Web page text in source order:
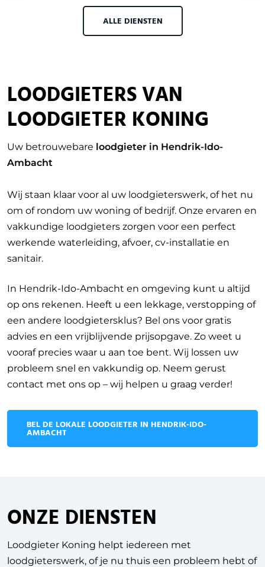
ALLE DIENSTEN
LOODGIETERS VAN
LOODGIETER KONING
Uw betrouwebare loodgieter in Hendrik-Ido-
Ambacht
Wij staan klaar voor al uw loodgieterswerk, of het nu
om of rondom uw woning of bedrijf. Onze ervaren en
vakkundige loodgieters zorgen voor een perfect
werkende waterleiding, afvoer, cv-installatie en
sanitair.
In Hendrik-Ido-Ambacht en omgeving kunt u altijd
op ons rekenen. Heeft u een lekkage, verstopping of
een andere loodgietersklus? Bel ons voor gratis
advies en een vrijblijvende prijsopgave. Zo weet u
vooraf precies waar u aan toe bent. Wij lossen uw
probleem snel en vakkundig op. Neem gerust
contact met ons op – wij helpen u graag verder!
BEL DE LOKALE LOODGIETER IN HENDRIK-IDO-
AMBACHT
ONZE DIENSTEN
Loodgieter Koning helpt iedereen met
loodgieterswerk, of je nu thuis een probleem hebt of